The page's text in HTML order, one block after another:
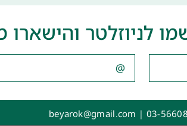
לניוזלטר והישארו
03-
|
beyarok@gmail.com